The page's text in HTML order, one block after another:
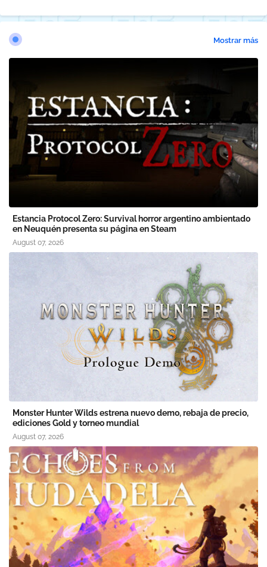
Mostrar más
Estancia Protocol Zero: Survival horror argentino ambientado
en Neuquén presenta su página en Steam
August 07, 2026
Monster Hunter Wilds estrena nuevo demo, rebaja de precio,
ediciones Gold y torneo mundial
August 07, 2026